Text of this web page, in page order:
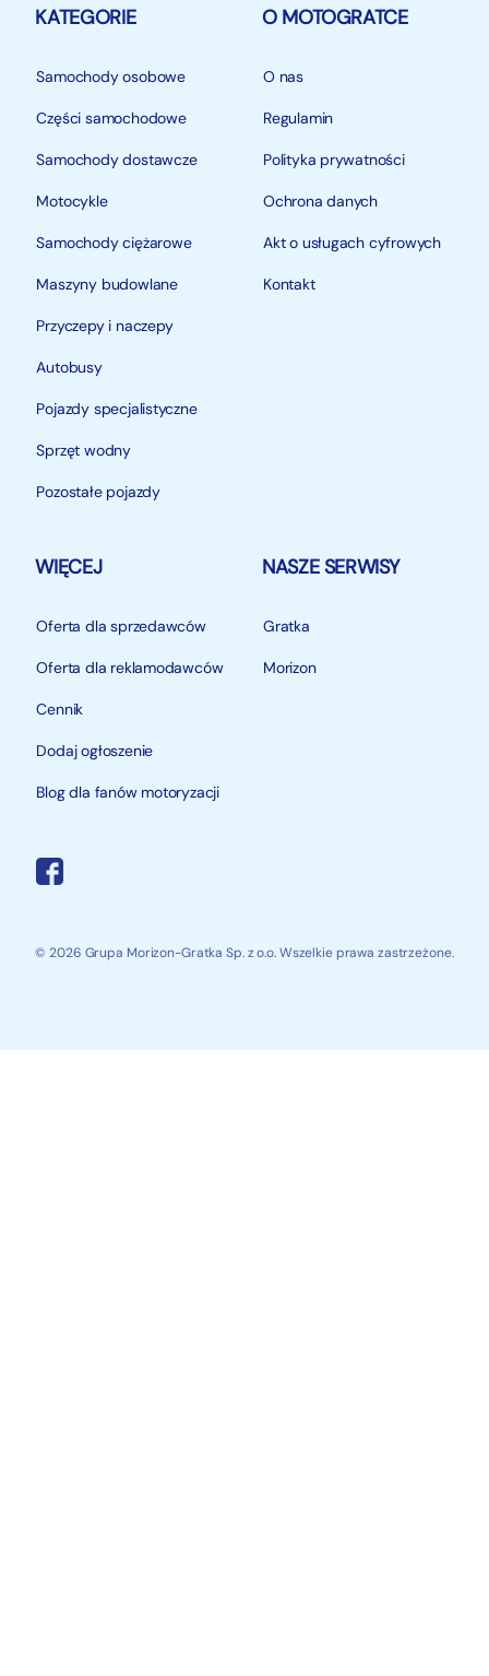
KATEGORIE
Samochody osobowe
Części samochodowe
Samochody dostawcze
Motocykle
Samochody ciężarowe
Maszyny budowlane
Przyczepy i naczepy
Autobusy
Pojazdy specjalistyczne
Sprzęt wodny
Pozostałe pojazdy
O MOTOGRATCE
O nas
Regulamin
Polityka prywatności
Ochrona danych
Akt o usługach cyfrowych
Kontakt
WIĘCEJ
Oferta dla sprzedawców
Oferta dla reklamodawców
Cennik
Dodaj ogłoszenie
Blog dla fanów motoryzacji
NASZE SERWISY
Gratka
Morizon
© 2026 Grupa Morizon-Gratka Sp. z o.o. Wszelkie prawa zastrzeżone.